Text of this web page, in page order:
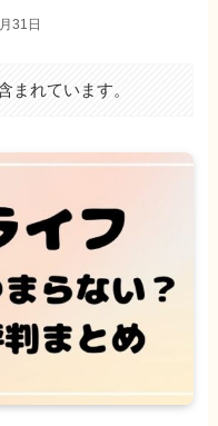
31日
まれています。